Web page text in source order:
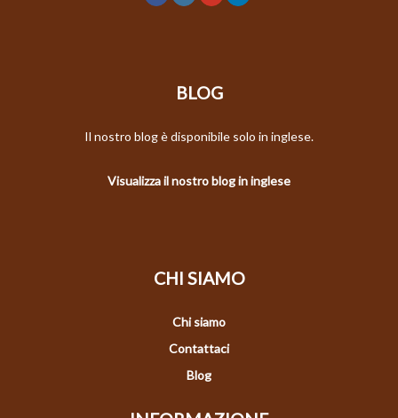
BLOG
Il nostro blog è disponibile solo in inglese.
Visualizza il nostro blog in inglese
CHI SIAMO
Chi siamo
Contattaci
Blog